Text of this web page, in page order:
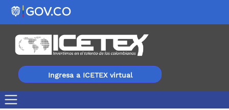
Ingresa a ICETEX virtual